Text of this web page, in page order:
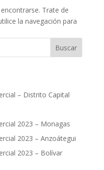
Trate de
la navegación para
Buscar
– Distrito Capital
2023 – Monagas
2023 – Anzoátegui
2023 – Bolívar